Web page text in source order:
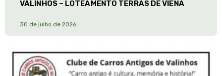
VALINHOS – LOTEAMENTO TERRAS DE VIENA
30 de julho de 2026